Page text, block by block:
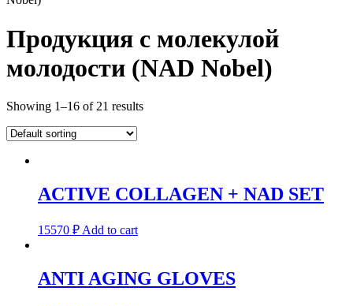
Продукция с молекулой
молодости (NAD Nobel)
Showing 1–16 of 21 results
ACTIVE COLLAGEN + NAD SET
15570 ₽ Add to cart
ANTI AGING GLOVES